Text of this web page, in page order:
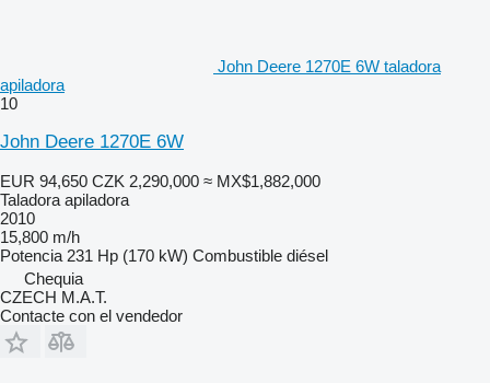
John Deere 1270E 6W taladora
apiladora
10
John Deere 1270E 6W
EUR 94,650 CZK 2,290,000 ≈ MX$1,882,000
Taladora apiladora
2010
15,800 m/h
Potencia 231 Hp (170 kW) Combustible diésel
Chequia
CZECH M.A.T.
Contacte con el vendedor